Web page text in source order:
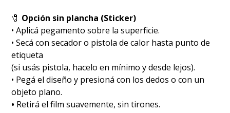
🧷 Opción sin plancha (Sticker)
• Aplicá pegamento sobre la superficie.
• Secá con secador o pistola de calor hasta punto de
etiqueta
(si usás pistola, hacelo en mínimo y desde lejos).
• Pegá el diseño y presioná con los dedos o con un
objeto plano.
• Retirá el film suavemente, sin tirones.